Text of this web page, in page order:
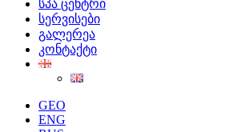
სპა ცენტრი
სერვისები
გალერეა
კონტაქტი
GEO
ENG